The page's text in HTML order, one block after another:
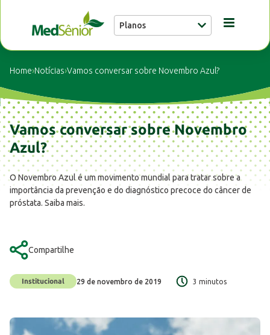
Planos
Unidades
Notícias
Home›Notícias›Vamos conversar sobre Novembro Azul?
Vamos conversar sobre Novembro
Azul?
O Novembro Azul é um movimento mundial para tratar sobre a
importância da prevenção e do diagnóstico precoce do câncer de
próstata. Saiba mais.
Compartilhe
29 de novembro de 2019 3 minutos
Institucional